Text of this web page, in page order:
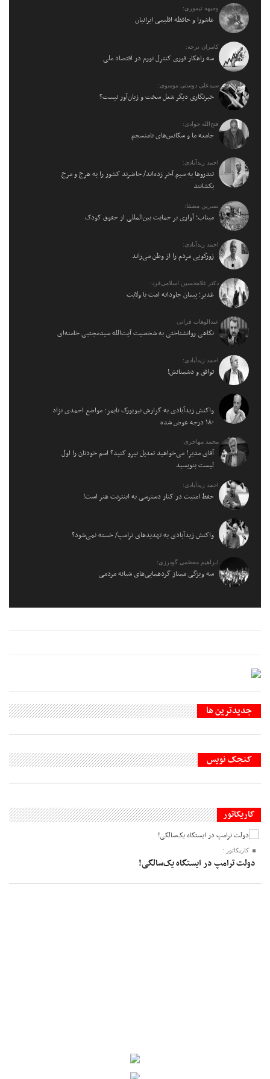
وجیهه تیموری:
عاشورا و حافظه اقلیمی ایرانیان
کامران نرجه:
سه راهکار فوری کنترل تورم در اقتصاد ملی
سیدعلی دوستی موسوی:
خبرنگاری دیگر شغل سخت و زیان‌آور نیست؟
فتح‌الله جوادی:
جامعه ما و سکانس‌های نامنسجم
احمد زیدآبادی:
تندروها به سیم آخر زده‌اند/ حاضرند کشور را به هرج و مرج
بکشانند
نسرین مصفا:
میناب؛ آواری بر حمایت بین‌المللی از حقوق کودک
احمد زیدآبادی:
زورگویی مردم را از وطن می‌راند
دکتر غلامحسین اسلامی‌فرد:
غدیر؛ پیمان جاودانه امت با ولایت
عبدالوهاب فراتی
نگاهی روانشناختی به شخصیت آیت‌الله سیدمجتبی خامنه‌ای
احمد زیدآبادی:
توافق و دشمنانش!
واکنش زیدآبادی به گزارش نیویورک تایمز: مواضع احمدی نژاد
۱۸۰ درجه عوض شده
محمد مهاجری:
آقای مدیر! می‌خواهید تعدیل نیرو کنید؟ اسم خودتان را اول
لیست بنویسید
احمد زیدآبادی:
حفظ امنیت در کنار دسترسی به اینترنت هنر است!
واکنش زیدآبادی به تهدیدهای ترامپ/ خسته نمی‌شود؟
ابراهیم معظمی گودرزی:
سه ویژگی ممتاز گردهمایی‌های شبانه مردمی
جديدترين ها
کنجک نویس
کاریکاتور
کاریکاتور :
دولت ترامپ در ایستگاه یک‌سالگی!